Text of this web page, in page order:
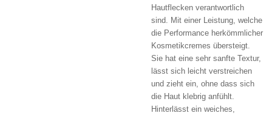
Hautflecken verantwortlich
sind. Mit einer Leistung, welche
die Performance herkömmlicher
Kosmetikcremes übersteigt.
Sie hat eine sehr sanfte Textur,
lässt sich leicht verstreichen
und zieht ein, ohne dass sich
die Haut klebrig anfühlt.
Hinterlässt ein weiches,